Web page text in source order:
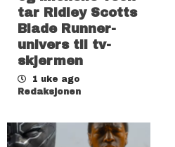
tar Ridley Scotts
Blade Runner-
univers til tv-
skjermen
1 uke ago
Redaksjonen